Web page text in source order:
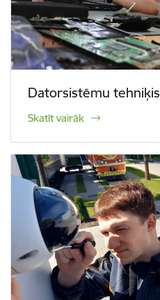
Datorsistēmu tehniķis
Skatīt vairāk